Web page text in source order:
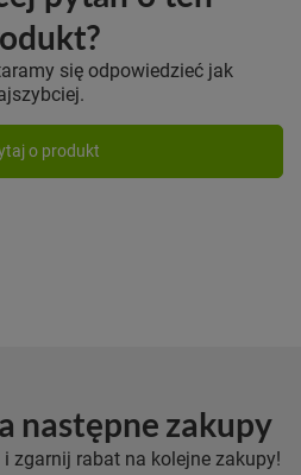
się odpowiedzieć jak
o produkt
następne zakupy
zgarnij rabat na kolejne zakupy!